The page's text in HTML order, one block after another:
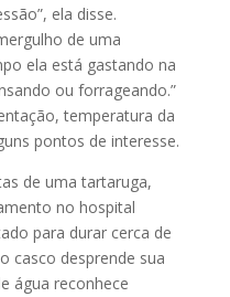
ela disse.
de uma
ela está gastando na
ou forrageando.”
temperatura da
pontos de interesse.
de uma tartaruga,
no hospital
para durar cerca de
casco desprende sua
água reconhece